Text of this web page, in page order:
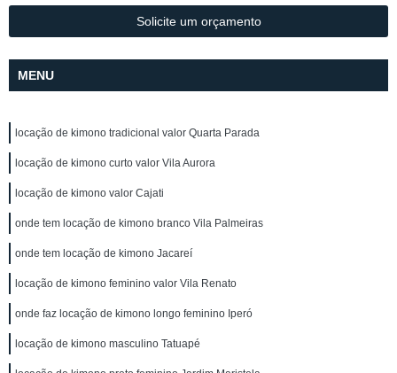
Solicite um orçamento
MENU
locação de kimono tradicional valor Quarta Parada
locação de kimono curto valor Vila Aurora
locação de kimono valor Cajati
onde tem locação de kimono branco Vila Palmeiras
onde tem locação de kimono Jacareí
locação de kimono feminino valor Vila Renato
onde faz locação de kimono longo feminino Iperó
locação de kimono masculino Tatuapé